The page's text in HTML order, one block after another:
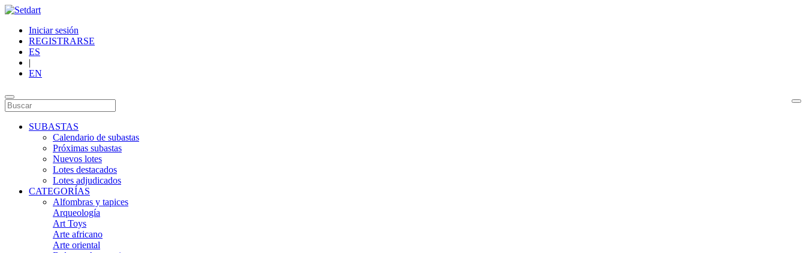
Iniciar sesión
REGISTRARSE
ES
|
EN
SUBASTAS
Calendario de subastas
Próximas subastas
Nuevos lotes
Lotes destacados
Lotes adjudicados
CATEGORÍAS
Alfombras y tapices
Arqueología
Art Toys
Arte africano
Arte oriental